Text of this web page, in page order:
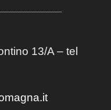
13/A– tel